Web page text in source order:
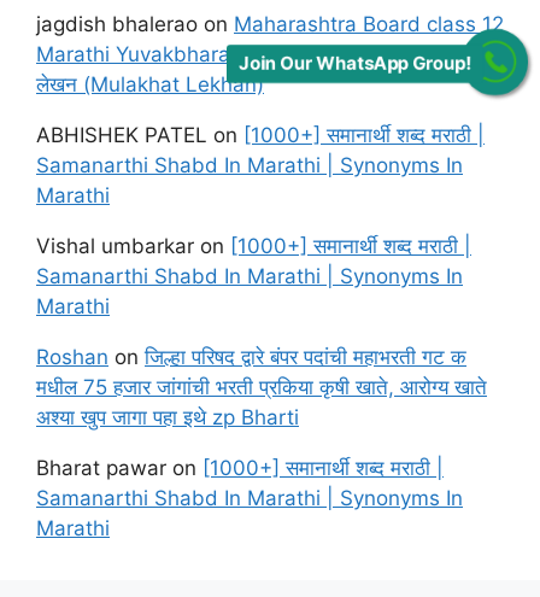
jagdish bhalerao on Maharashtra Board class 12
Marathi Yuvakbharati Solutions Chapter मुलाखत
लेखन (Mulakhat Lekhan)
ABHISHEK PATEL on [1000+] समानार्थी शब्द मराठी |
Samanarthi Shabd In Marathi | Synonyms In
Marathi
Vishal umbarkar on [1000+] समानार्थी शब्द मराठी |
Samanarthi Shabd In Marathi | Synonyms In
Marathi
Roshan onजिल्हा परिषद द्वारे बंपर पदांची महाभरती गट क
मधील 75 हजार जांगांची भरती प्रकिया कृषी खाते, आरोग्य खाते
अश्या खुप जागा पहा इथे zp Bharti
Bharat pawar on [1000+] समानार्थी शब्द मराठी |
Samanarthi Shabd In Marathi | Synonyms In
Marathi
Join Our WhatsApp Group!